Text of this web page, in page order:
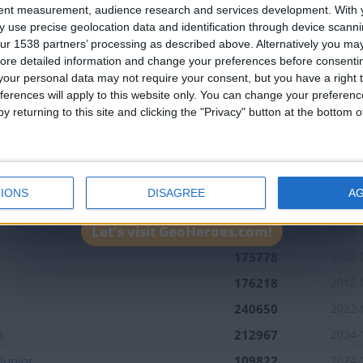
measurement, audience research and services development. With
use precise geolocation data and identification through device
1538 partners’ processing as described above. Alternatively you
detailed information and change your preferences before
personal data may not require your consent, but you have a right
will apply to this website only. You can change your
returning to this site and clicking the "Privacy" button at the bottom
DISAGREE
11 5 5 2 2
Nombre
Mejor
resultados
109181 2012-
154563
110235
168469
176218
240650
212967
Join our American version now and be among
the firsts to submit your score on our
leaderboards!
Let's visit GeoHeroes.com!